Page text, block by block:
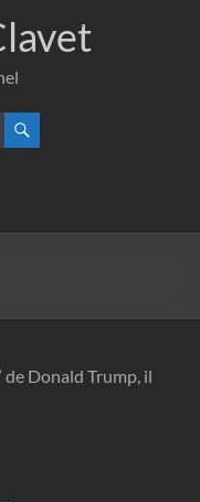
de Donald Trump, il